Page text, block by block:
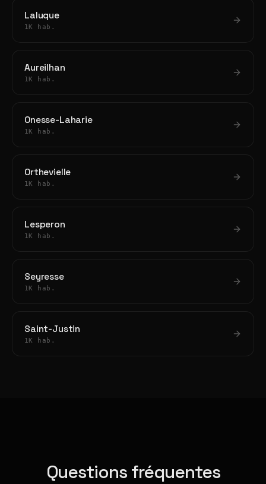
Laluque
1K hab.
Aureilhan
1K hab.
Onesse-Laharie
1K hab.
Orthevielle
1K hab.
Lesperon
1K hab.
Seyresse
1K hab.
Saint-Justin
1K hab.
Questions fréquentes